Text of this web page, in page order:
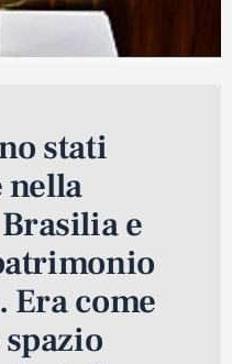
stati
nella
e
come